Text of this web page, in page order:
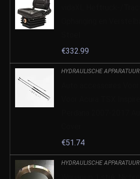
€332.99
HYDRAULISCHE APPARATUUR
€51.74
HYDRAULISCHE APPARATUUR